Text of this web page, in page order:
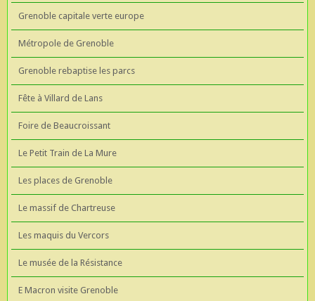
Grenoble capitale verte europe
Métropole de Grenoble
Grenoble rebaptise les parcs
Fête à Villard de Lans
Foire de Beaucroissant
Le Petit Train de La Mure
Les places de Grenoble
Le massif de Chartreuse
Les maquis du Vercors
Le musée de la Résistance
E Macron visite Grenoble